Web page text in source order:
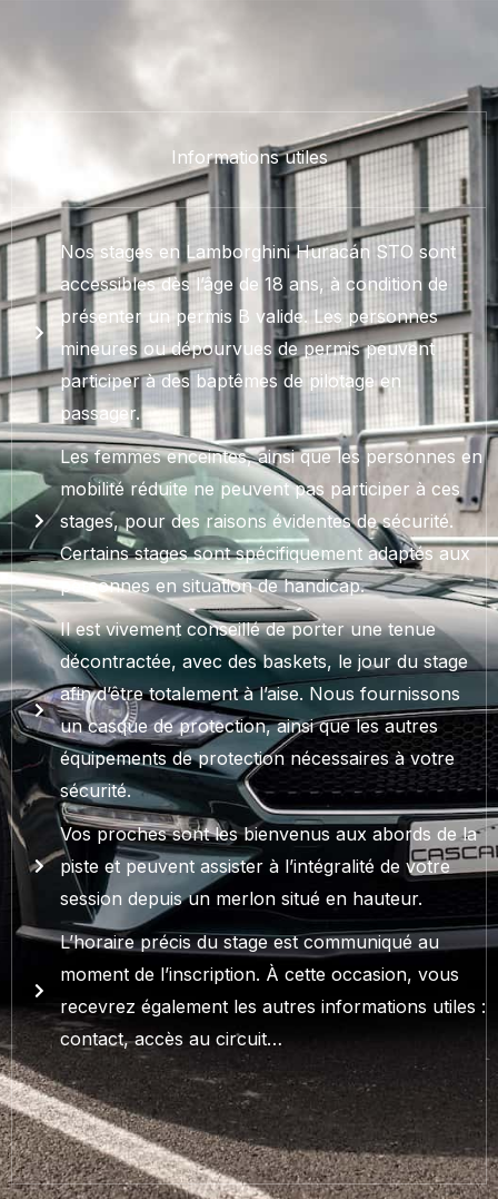
Informations utiles
Nos stages en Lamborghini Huracán STO sont
accessibles dès l’âge de 18 ans, à condition de
présenter un permis B valide. Les personnes
mineures ou dépourvues de permis peuvent
participer à des baptêmes de pilotage en
passager.
Les femmes enceintes, ainsi que les personnes en
mobilité réduite ne peuvent pas participer à ces
stages, pour des raisons évidentes de sécurité.
Certains stages sont spécifiquement adaptés aux
personnes en situation de handicap.
Il est vivement conseillé de porter une tenue
décontractée, avec des baskets, le jour du stage
afin d’être totalement à l’aise. Nous fournissons
un casque de protection, ainsi que les autres
équipements de protection nécessaires à votre
sécurité.
Vos proches sont les bienvenus aux abords de la
piste et peuvent assister à l’intégralité de votre
session depuis un merlon situé en hauteur.
L’horaire précis du stage est communiqué au
moment de l’inscription. À cette occasion, vous
recevrez également les autres informations utiles :
contact, accès au circuit…